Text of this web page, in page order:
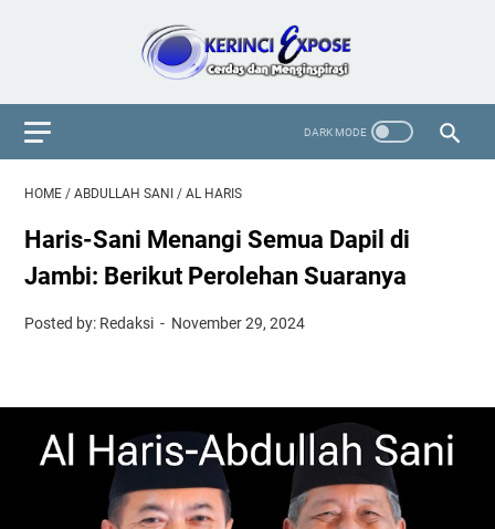
HOME / ABDULLAH SANI / AL HARIS
Haris-Sani Menangi Semua Dapil di
Jambi: Berikut Perolehan Suaranya
Posted by: Redaksi November 29, 2024